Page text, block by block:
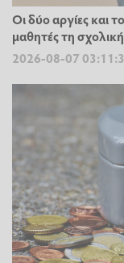
Οι δύο αργίες και
μαθητές τη
2026-08-07